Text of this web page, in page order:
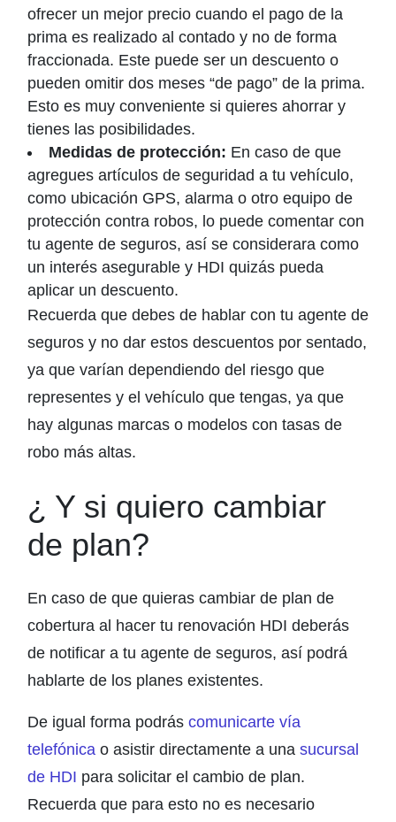
ofrecer un mejor precio cuando el pago de la
prima es realizado al contado y no de forma
fraccionada. Este puede ser un descuento o
pueden omitir dos meses “de pago” de la prima.
Esto es muy conveniente si quieres ahorrar y
tienes las posibilidades.
Medidas de protección: En caso de que
agregues artículos de seguridad a tu vehículo,
como ubicación GPS, alarma o otro equipo de
protección contra robos, lo puede comentar con
tu agente de seguros, así se considerara como
un interés asegurable y HDI quizás pueda
aplicar un descuento.
Recuerda que debes de hablar con tu agente de
seguros y no dar estos descuentos por sentado,
ya que varían dependiendo del riesgo que
representes y el vehículo que tengas, ya que
hay algunas marcas o modelos con tasas de
robo más altas.
¿ Y si quiero cambiar
de plan?
En caso de que quieras cambiar de plan de
cobertura al hacer tu renovación HDI deberás
de notificar a tu agente de seguros, así podrá
hablarte de los planes existentes.
De igual forma podrás comunicarte vía
telefónica o asistir directamente a una sucursal
de HDI para solicitar el cambio de plan.
Recuerda que para esto no es necesario